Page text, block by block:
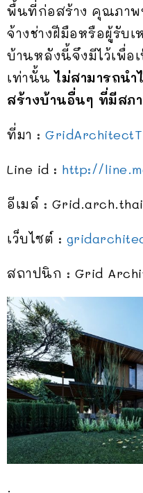
พื้นที่ก่อสร้าง คุณภาพ
จ้างช่างฝีมือหรือผู้รับ
บ้านหลังนี้จึงมีไว้เพื่อ
เท่านั้นไม่สามารถนำ
สร้างบ้านอื่นๆ ที่มีสภ
ที่มา :
Line id : http://
อีเมล์ :
เว็บไซต์ :
สถาปนิก : Grid
.